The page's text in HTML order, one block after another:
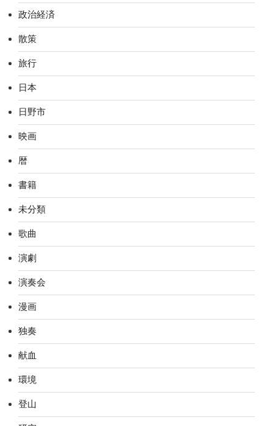
政治経済
散策
旅行
日本
日野市
映画
暦
書籍
未分類
歌曲
演劇
演奏会
漫画
独奏
献血
環境
登山